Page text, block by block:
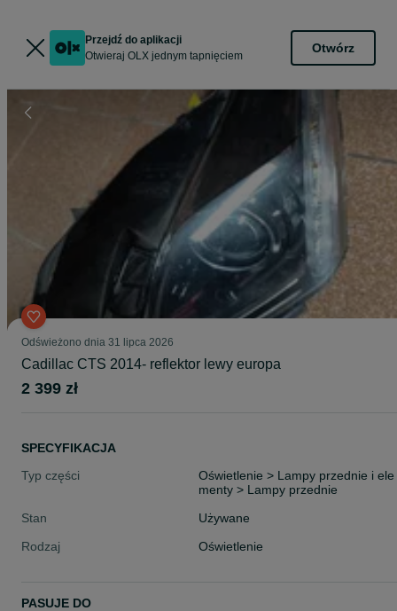
Przejdź do aplikacji
Otwieraj OLX jednym tapnięciem
Otwórz
Odświeżono dnia 31 lipca 2026
Cadillac CTS 2014- reflektor lewy europa
2 399 zł
SPECYFIKACJA
Typ części
Oświetlenie > Lampy przednie i ele
menty > Lampy przednie
Stan
Używane
Rodzaj
Oświetlenie
PASUJE DO